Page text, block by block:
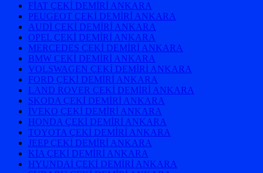
FİAT ÇEKİ DEMİRİ ANKARA
PEUGEOT ÇEKİ DEMİRİ ANKARA
AUDİ ÇEKİ DEMİRİ ANKARA
OPEL ÇEKİ DEMİRİ ANKARA
MERCEDES ÇEKİ DEMİRİ ANKARA
BMW ÇEKİ DEMİRİ ANKARA
VOLSWAGEN ÇEKİ DEMİRİ ANKARA
FORD ÇEKİ DEMİRİ ANKARA
LAND ROVER ÇEKİ DEMİRİ ANKARA
SKODA ÇEKİ DEMİRİ ANKARA
İVEKO ÇEKİ DEMİRİ ANKARA
HONDA ÇEKİ DEMİRİ ANKARA
TOYOTA ÇEKİ DEMİRİ ANKARA
JEEP ÇEKİ DEMİRİ ANKARA
KİA ÇEKİ DEMİRİ ANKARA
HYUNDAİ ÇEKİ DEMİRİ ANKARA